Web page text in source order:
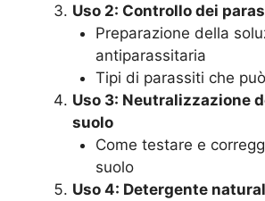
Uso 2: Controllo dei
Preparazione della
antiparassitaria
Tipi di parassiti che
Uso 3: Neutralizzazione
suolo
Come testare e
suolo
Uso 4: Detergente